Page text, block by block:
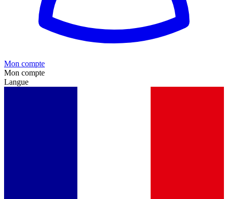
Mon compte
Mon compte
Langue